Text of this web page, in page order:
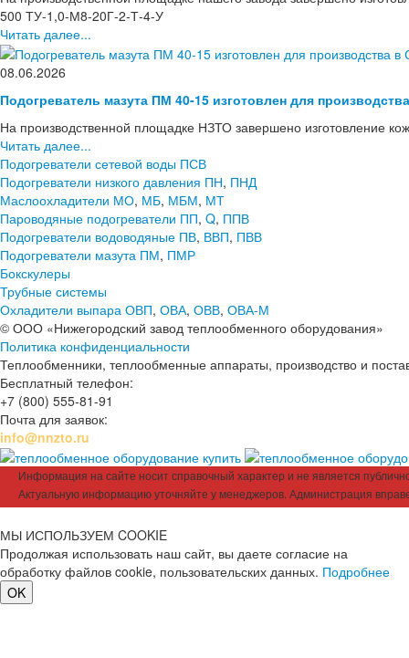
500 ТУ-1,0-М8-20Г-2-Т-4-У
Читать далее...
08.06.2026
Подогреватель мазута ПМ 40-15 изготовлен для
На производственной площадке НЗТО завершено изготовление
Читать далее...
Подогреватели сетевой воды ПСВ
Подогреватели низкого давления ПН, ПНД
Маслоохладители МО, МБ, МБМ, МТ
Пароводяные подогреватели ПП, Q, ППВ
Подогреватели водоводяные ПВ, ВВП, ПВВ
Подогреватели мазута ПМ, ПМР
Бокскулеры
Трубные системы
Охладители выпара ОВП, ОВА, ОВВ, ОВА-М
© ООО «Нижегородский завод теплообменного оборудования»
Политика конфиденциальности
Теплообменники, теплообменные аппараты, производство и
Бесплатный телефон:
+7 (800) 555-81-91
Почта для заявок:
info@nnzto.ru
Информация на сайте носит справочный характер и не является
Актуальную информацию уточняйте у менеджеров. Администрация
МЫ ИСПОЛЬЗУЕМ COOKIE
Продолжая использовать наш сайт, вы даете согласие на
обработку файлов cookie, пользовательских данных. Подробнее
OK